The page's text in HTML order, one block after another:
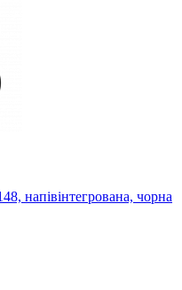
напівінтегрована, чорна